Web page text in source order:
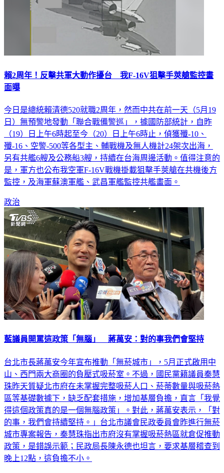
賴2周年！反擊共軍大動作擾台 我F-16V狙擊手莢艙監控畫
面曝
今日是總統賴清德520就職2周年，然而中共在前一天（5月19
日）無預警地發動「聯合戰備警巡」，據國防部統計，自昨
（19）日上午6時起至今（20）日上午6時止，偵獲殲-10、
殲-16、空警-500等各型主、輔戰機及無人機計24架次出海，
另有共艦6艘及公務船3艘，持續在台海周邊活動。值得注意的
是，軍方也公布我空軍F-16V戰機掛載狙擊手莢艙在共機後方
監控，及海軍蘇澳軍艦、武昌軍艦監控共艦畫面。
政治
藍議員開罵這政策「無腦」 蔣萬安：對的事我們會堅持
台北市長蔣萬安今年宣布推動「無菸城市」，5月正式啟用中
山、西門兩大商圈的負壓式吸菸室。不過，國民黨籍議員秦慧
珠昨天質疑北市府在未掌握完整吸菸人口、菸蒂數量與吸菸熱
區等基礎數據下，缺乏配套措施，增加基層負擔，直言「我覺
得這個政策真的是一個無腦政策」。對此，蔣萬安表示，「對
的事，我們會持續堅持。」台北市議會民政委員會昨進行無菸
城市專案報告，秦慧珠指出市府沒有掌握吸菸熱區就倉促推動
政策，是錯誤示範；民政局長陳永德也坦言，要求基層稽查到
晚上12點，這負擔不小。